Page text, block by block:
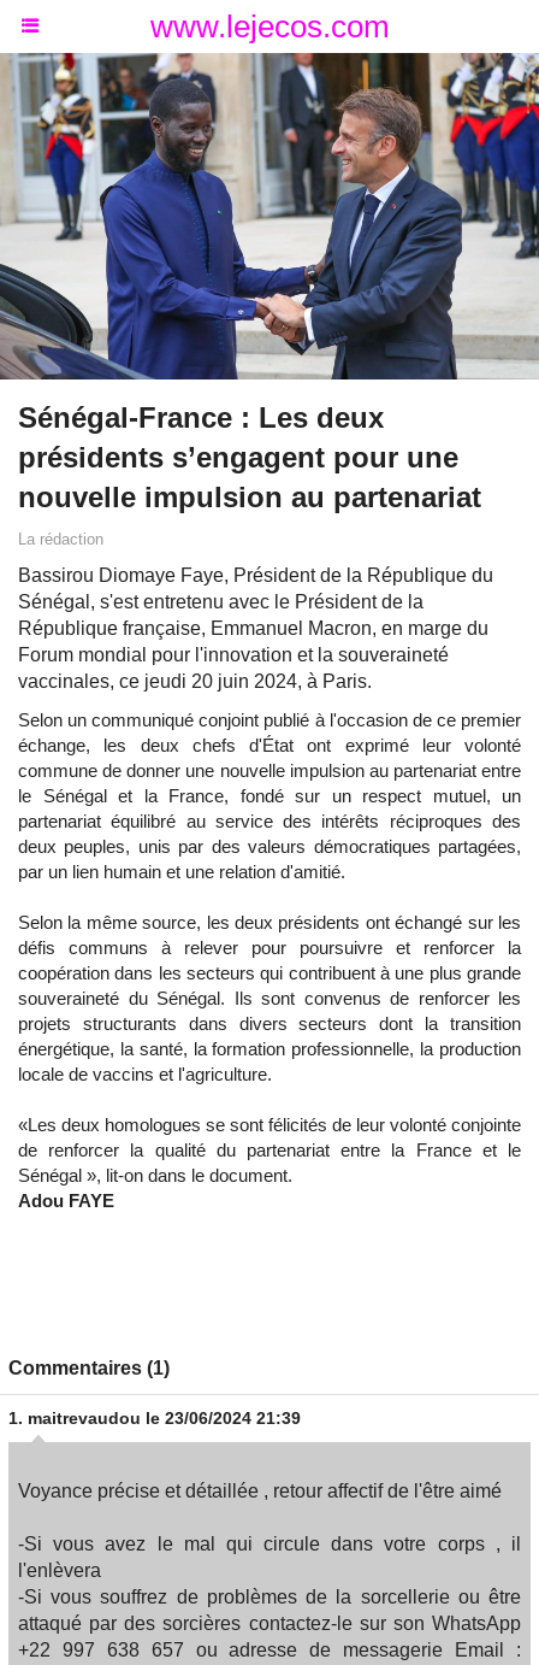
www.lejecos.com
Sénégal-France : Les deux
présidents s’engagent pour une
nouvelle impulsion au partenariat
La rédaction
Bassirou Diomaye Faye, Président de la République du
Sénégal, s'est entretenu avec le Président de la
République française, Emmanuel Macron, en marge du
Forum mondial pour l'innovation et la souveraineté
vaccinales, ce jeudi 20 juin 2024, à Paris.
Selon un communiqué conjoint publié à l'occasion de ce premier
échange, les deux chefs d'État ont exprimé leur volonté
commune de donner une nouvelle impulsion au partenariat entre
le Sénégal et la France, fondé sur un respect mutuel, un
partenariat équilibré au service des intérêts réciproques des
deux peuples, unis par des valeurs démocratiques partagées,
par un lien humain et une relation d'amitié.
Selon la même source, les deux présidents ont échangé sur les
défis communs à relever pour poursuivre et renforcer la
coopération dans les secteurs qui contribuent à une plus grande
souveraineté du Sénégal. Ils sont convenus de renforcer les
projets structurants dans divers secteurs dont la transition
énergétique, la santé, la formation professionnelle, la production
locale de vaccins et l'agriculture.
«Les deux homologues se sont félicités de leur volonté conjointe
de renforcer la qualité du partenariat entre la France et le
Sénégal », lit-on dans le document.
Adou FAYE
Commentaires (1)
1. maitrevaudou le 23/06/2024 21:39
Voyance précise et détaillée , retour affectif de l'être aimé
-Si vous avez le mal qui circule dans votre corps , il
l'enlèvera
-Si vous souffrez de problèmes de la sorcellerie ou être
attaqué par des sorcières contactez-le sur son WhatsApp
+22 997 638 657 ou adresse de messagerie Email :